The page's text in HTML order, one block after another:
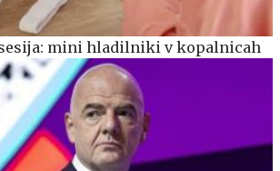
mini hladilniki v kopalnicah